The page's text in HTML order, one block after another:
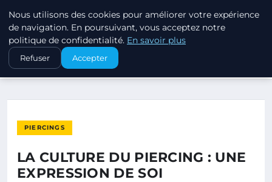
PIERCINGS ET PLUGS
ACCUEIL
PIERCINGS
LA CULTURE DU PIERCING : UNE EXPRESSION DE SOI
PIERCINGS
LA CULTURE DU PIERCING : UNE
EXPRESSION DE SOI
Nous utilisons des cookies pour améliorer votre expérience
de navigation. En poursuivant, vous acceptez notre
politique de confidentialité. En savoir plus
Refuser Accepter